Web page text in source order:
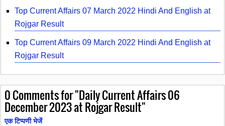
Top Current Affairs 07 March 2022 Hindi And English at
Rojgar Result
Top Current Affairs 09 March 2022 Hindi And English at
Rojgar Result
0Comments for "Daily Current Affairs 06
December 2023 at Rojgar Result"
एक टिप्पणी भेजें